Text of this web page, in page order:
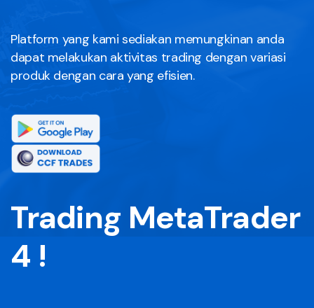
Platform yang kami sediakan memungkinan anda
dapat melakukan aktivitas trading dengan variasi
produk dengan cara yang efisien.
Trading MetaTrader
4 !